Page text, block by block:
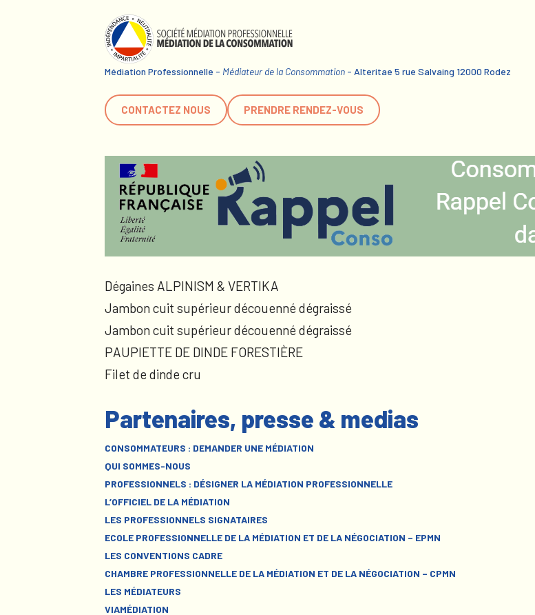
Médiation Professionnelle - Médiateur de la Consommation - Alteritae 5 rue Salvaing 12000 Rodez
CONTACTEZ NOUS PRENDRE RENDEZ-VOUS
Dégaines ALPINISM & VERTIKA
Jambon cuit supérieur découenné dégraissé
Jambon cuit supérieur découenné dégraissé
PAUPIETTE DE DINDE FORESTIÈRE
Filet de dinde cru
Partenaires, presse & medias
CONSOMMATEURS : DEMANDER UNE MÉDIATION
QUI SOMMES-NOUS
PROFESSIONNELS : DÉSIGNER LA MÉDIATION PROFESSIONNELLE
L’OFFICIEL DE LA MÉDIATION
LES PROFESSIONNELS SIGNATAIRES
ECOLE PROFESSIONNELLE DE LA MÉDIATION ET DE LA NÉGOCIATION – EPMN
LES CONVENTIONS CADRE
CHAMBRE PROFESSIONNELLE DE LA MÉDIATION ET DE LA NÉGOCIATION – CPMN
LES MÉDIATEURS
VIAMÉDIATION